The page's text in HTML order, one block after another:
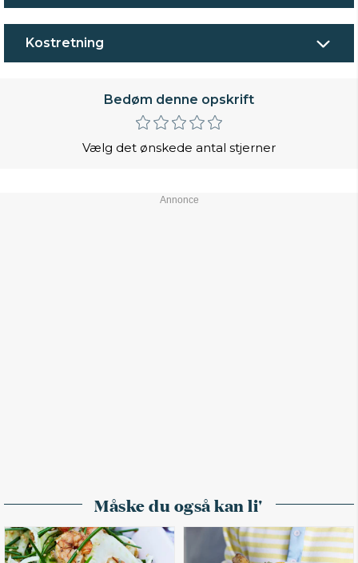
Kostretning
Bedøm denne opskrift
Vælg det ønskede antal stjerner
Måske du også kan li'